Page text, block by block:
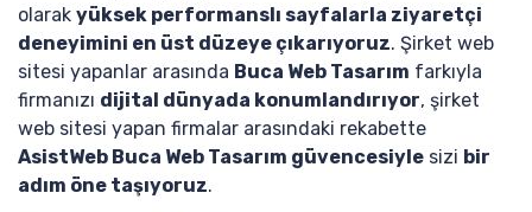
olarak yüksek performanslı sayfalarla ziyaretçi
deneyimini en üst düzeye çıkarıyoruz. Şirket web
sitesi yapanlar arasında Buca Web Tasarım farkıyla
firmanızı dijital dünyada konumlandırıyor, şirket
web sitesi yapan firmalar arasındaki rekabette
AsistWeb Buca Web Tasarım güvencesiyle sizi bir
adım öne taşıyoruz.